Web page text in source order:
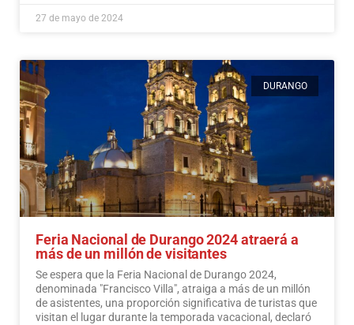
27 de mayo de 2024
DURANGO
Feria Nacional de Durango 2024 atraerá a
más de un millón de visitantes
Se espera que la Feria Nacional de Durango 2024,
denominada "Francisco Villa", atraiga a más de un millón
de asistentes, una proporción significativa de turistas que
visitan el lugar durante la temporada vacacional, declaró